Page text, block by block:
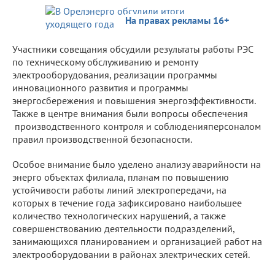
На правах рекламы 16+
Участники совещания обсудили результаты работы РЭС
по техническому обслуживанию и ремонту
электрооборудования, реализации программы
инновационного развития и программы
энергосбережения и повышения энергоэффективности.
Также в центре внимания были вопросы обеспечения
производственного контроля и соблюденияперсоналом
правил производственной безопасности.
Особое внимание было уделено анализу аварийности на
энерго объектах филиала, планам по повышению
устойчивости работы линий электропередачи, на
которых в течение года зафиксировано наибольшее
количество технологических нарушений, а также
совершенствованию деятельности подразделений,
занимающихся планированием и организацией работ на
электрооборудовании в районах электрических сетей.